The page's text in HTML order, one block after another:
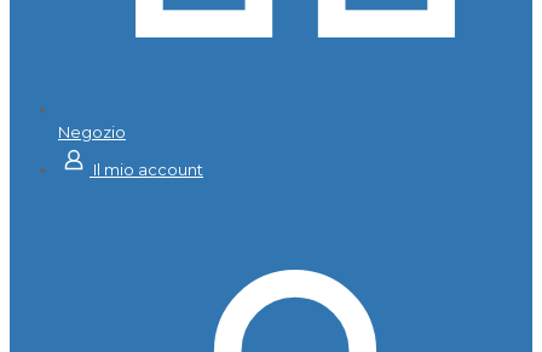
Negozio
Il mio account